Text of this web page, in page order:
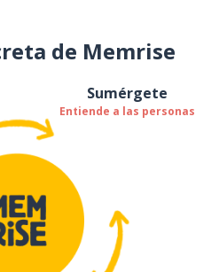
de Memrise
Sumérgete
Entiende a las personas